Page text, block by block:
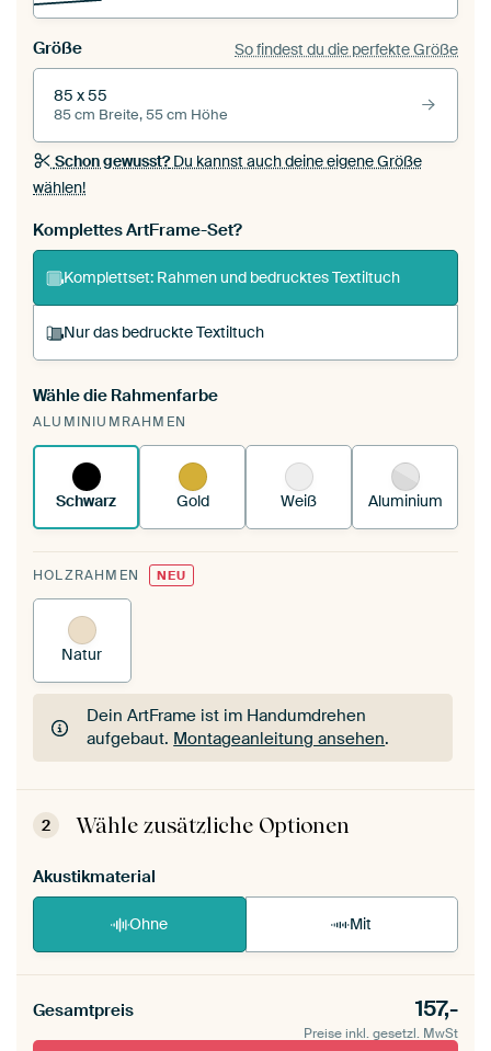
Größe So findest du die perfekte Größe
85 x 55
85 cm Breite, 55 cm Höhe
Schon gewusst?Du kannst auch deine eigene Größe
wählen!
Komplettes ArtFrame-Set?
Komplettset: Rahmen und bedrucktes Textiltuch
Nur das bedruckte Textiltuch
Du spannst einen wechselbaren Textiltuch in
deinen vorhandenen ArtFrame™.
funktioniert es.
Wähle die Rahmenfarbe
ALUMINIUMRAHMEN
Schwarz Gold Weiß Aluminium
HOLZRAHMEN NEU
Natur
Dein ArtFrame ist im Handumdrehen
aufgebaut. Montageanleitung ansehen.
Dein ArtFrame ist im Handumdrehen
aufgebaut.Montageanleitung ansehen
2 Wähle zusätzliche Optionen
Akustikmaterial
Ohne Mit
Gesamtpreis 157,-
Preise inkl. gesetzl. MwSt